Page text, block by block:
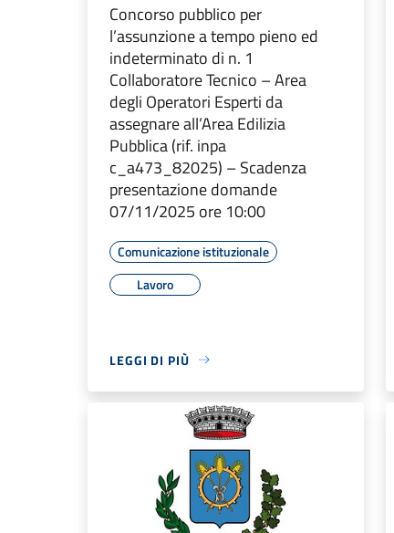
Concorso pubblico per
l’assunzione a tempo pieno ed
indeterminato di n. 1
Collaboratore Tecnico – Area
degli Operatori Esperti da
assegnare all’Area Edilizia
Pubblica (rif. inpa
c_a473_82025) – Scadenza
presentazione domande
07/11/2025 ore 10:00
Comunicazione istituzionale
Lavoro
LEGGI DI PIÙ